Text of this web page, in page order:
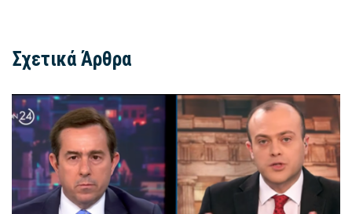
Σχετικά Άρθρα